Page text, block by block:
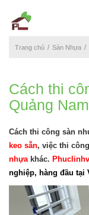
Trang chủ Sàn Nhựa
Cách thi
Quảng Nam
Cách thi công sàn
keo sẵn, việc thi
nhựakhác.
nghiệp, hàng đầu tại